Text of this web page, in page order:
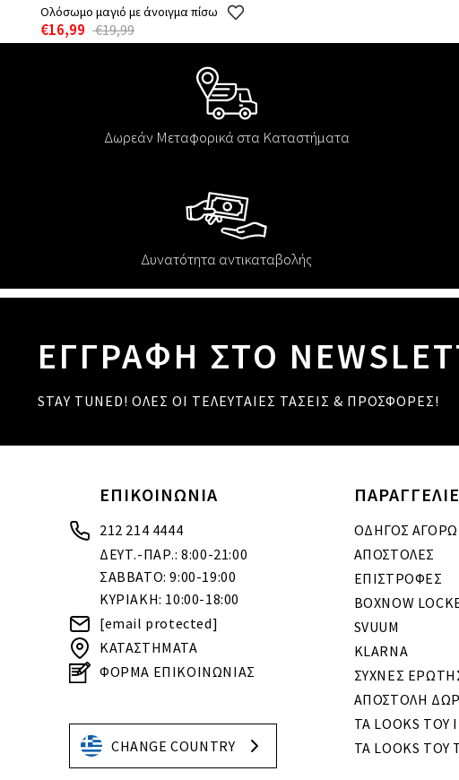
Ολόσωμο μαγιό με άνοιγμα πίσω
€16,99 €19,99
Δωρεάν Μεταφορικά στα Καταστήματα
Δυνατότητα αντικαταβολής
ΕΓΓΡΑΦΗ ΣΤΟ
STAY TUNED! ΟΛΕΣ ΟΙ ΤΕΛΕΥΤΑΙΕΣ ΤΑΣΕΙΣ & ΠΡΟΣΦΟΡΕΣ!
ΕΠΙΚΟΙΝΩΝΙΑ
212 214 4444
ΔΕΥΤ.-ΠΑΡ.: 8:00-21:00
ΣΑΒΒΑΤΟ: 9:00-19:00
ΚΥΡΙΑΚΗ: 10:00-18:00
[email protected]
ΚΑΤΑΣΤΗΜΑΤΑ
ΦΟΡΜΑ ΕΠΙΚΟΙΝΩΝΙΑΣ
ΟΔΗΓΟΣ
ΑΠΟΣΤΟΛΕΣ
ΕΠΙΣΤΡΟΦΕΣ
BOXNOW
SVUUM
KLARNA
ΣΥΧΝΕΣ
ΑΠΟΣΤΟΛΗ
ΤΑ LOOKS ΤΟΥ
ΤΑ LOOKS ΤΟΥ
CHANGE COUNTRY